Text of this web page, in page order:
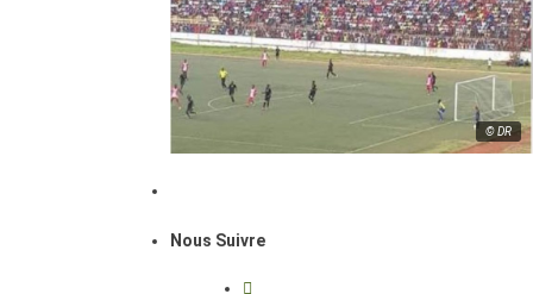
© DR
Nous Suivre